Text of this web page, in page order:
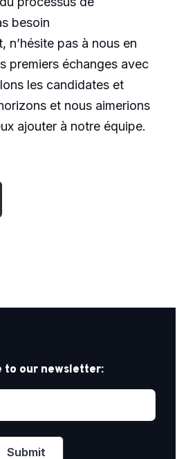
besoin
n’hésite pas à nous en
premiers échanges avec
les candidates et
et nous aimerions
ajouter à notre équipe.
to our newsletter: